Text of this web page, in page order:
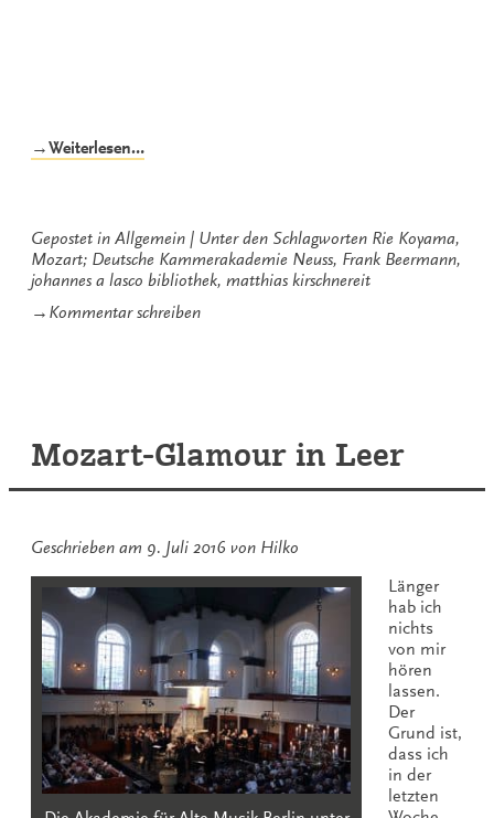
→Weiterlesen…„Mozart³“
Gepostet in Allgemein Unter den Schlagworten Rie Koyama,
Mozart; Deutsche Kammerakademie Neuss, Frank Beermann,
johannes a lasco bibliothek, matthias kirschnereit
→ Kommentar schreibenzu
Mozart-Glamour in Leer
Geschrieben am 9. Juli 2016 von Hilko
Länger
hab ich
nichts
von mir
hören
lassen.
Der
Grund ist,
dass ich
in der
letzten